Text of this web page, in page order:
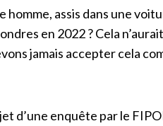
homme, assis dans une
en 2022 ? Cela
jamais accepter cela
d’une enquête par le